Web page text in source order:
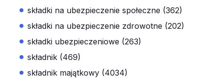
składki na ubezpieczenie społeczne (362)
składki na ubezpieczenie zdrowotne (202)
składki ubezpieczeniowe (263)
składnik (469)
składnik majątkowy (4034)